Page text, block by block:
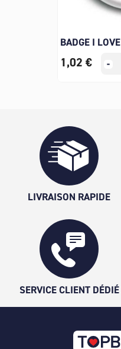
BADGE I
1,02 €
LIVRAISON RAPIDE
SERVICE CLIENT DÉDIÉ